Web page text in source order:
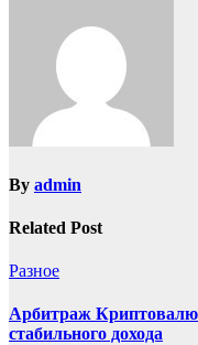
By admin
Related Post
Разное
Арбитраж
стабильного дохода